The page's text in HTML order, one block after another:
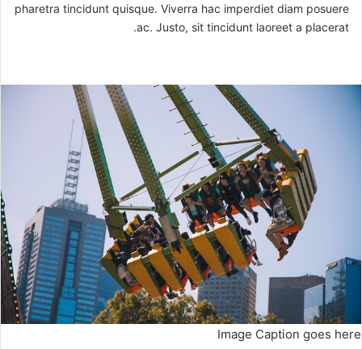
pharetra tincidunt quisque. Viverra hac imperdiet diam posuere
ac. Justo, sit tincidunt laoreet a placerat.
Image Caption goes here